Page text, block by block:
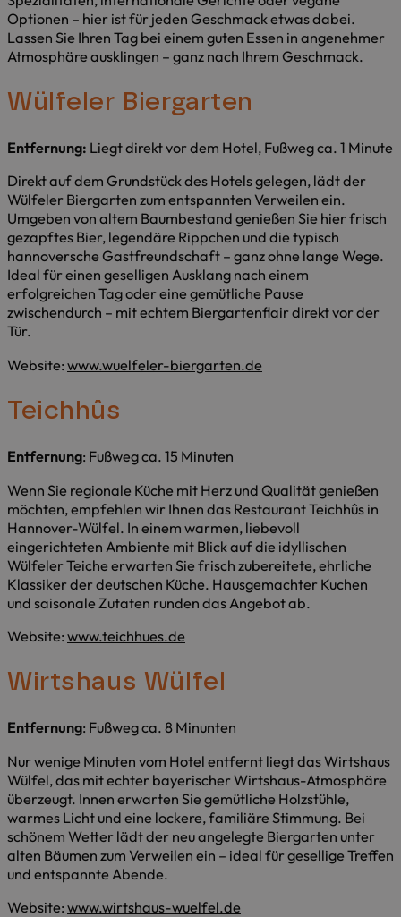
Optionen – hier ist für jeden Geschmack etwas dabei.
Lassen Sie Ihren Tag bei einem guten Essen in angenehmer
Atmosphäre ausklingen – ganz nach Ihrem Geschmack.
Wülfeler Biergarten
Entfernung: Liegt direkt vor dem Hotel, Fußweg ca. 1 Minute
Direkt auf dem Grundstück des Hotels gelegen, lädt der
Wülfeler Biergarten zum entspannten Verweilen ein.
Umgeben von altem Baumbestand genießen Sie hier frisch
gezapftes Bier, legendäre Rippchen und die typisch
hannoversche Gastfreundschaft – ganz ohne lange Wege.
Ideal für einen geselligen Ausklang nach einem
erfolgreichen Tag oder eine gemütliche Pause
zwischendurch – mit echtem Biergartenflair direkt vor der
Tür.
Website: www.wuelfeler-biergarten.de
Teichhûs
Entfernung: Fußweg ca. 15 Minuten
Wenn Sie regionale Küche mit Herz und Qualität genießen
möchten, empfehlen wir Ihnen das Restaurant Teichhûs in
Hannover-Wülfel. In einem warmen, liebevoll
eingerichteten Ambiente mit Blick auf die idyllischen
Wülfeler Teiche erwarten Sie frisch zubereitete, ehrliche
Klassiker der deutschen Küche. Hausgemachter Kuchen
und saisonale Zutaten runden das Angebot ab.
Website: www.teichhues.de
Wirtshaus Wülfel
Entfernung: Fußweg ca. 8 Minunten
Nur wenige Minuten vom Hotel entfernt liegt das Wirtshaus
Wülfel, das mit echter bayerischer Wirtshaus-Atmosphäre
überzeugt. Innen erwarten Sie gemütliche Holzstühle,
warmes Licht und eine lockere, familiäre Stimmung. Bei
schönem Wetter lädt der neu angelegte Biergarten unter
alten Bäumen zum Verweilen ein – ideal für gesellige Treffen
und entspannte Abende.
Website: www.wirtshaus-wuelfel.de